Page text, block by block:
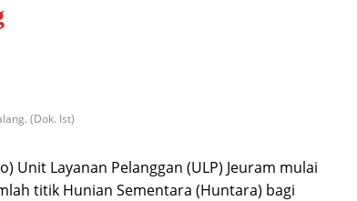
(Dok. Ist)
Unit Layanan Pelanggan (ULP) Jeuram mulai
titik Hunian Sementara (Huntara) bagi